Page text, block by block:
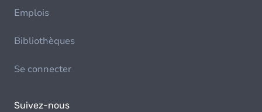
Emplois
Bibliothèques
Se connecter
Suivez-nous